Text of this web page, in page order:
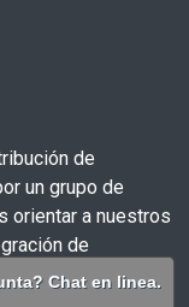
de
un grupo de
orientar a nuestros
de
Chat en linea.